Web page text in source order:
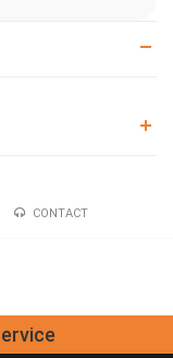
CONTACT
verzendkosten